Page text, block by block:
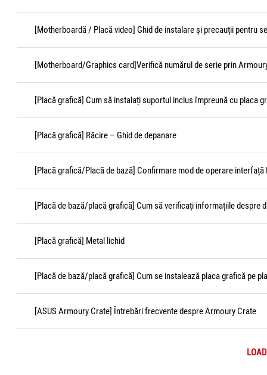
[Motherboardă / Placă video] Ghid de instalare și precauții pentru
[Motherboard/Graphics card]Verifică numărul de serie prin
[Placă grafică] Cum să instalați suportul inclus împreună cu placa
[Placă grafică] Răcire – Ghid de depanare
[Placă grafică/Placă de bază] Confirmare mod de operare interfață
[Placă de bază/placă grafică] Cum să verificați informațiile despre
[Placă grafică] Metal lichid
[Placă de bază/placă grafică] Cum se instalează placa grafică pe
[ASUS Armoury Crate] Întrebări frecvente despre Armoury Crate